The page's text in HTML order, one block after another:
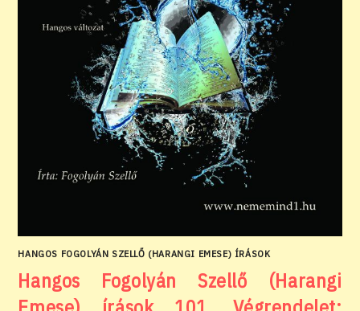
HANGOS FOGOLYÁN SZELLŐ (HARANGI EMESE) ÍRÁSOK
Hangos Fogolyán Szellő (Harangi